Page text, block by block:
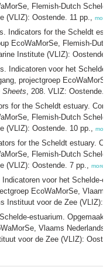
Flemish-Dutch
(VLIZ): Oostende. 11 pp., more
Indicators for the Scheldt
EcoWaMorSe, Flemish-
Institute (VLIZ):
Indicatoren voor het
projectgroep
Sheets, 208. VLIZ: Oostende.
for the Scheldt estuary.
Flemish-Dutch
(VLIZ): Oostende. 10 pp., more
for the Scheldt estuary.
Flemish-Dutch
(VLIZ): Oostende. 7 pp., more
voor het Schelde-
EcoWaMorSe,
Instituut voor de Zee (VLIZ):
estuarium. Opgemaakt
Vlaams
voor de Zee (VLIZ):